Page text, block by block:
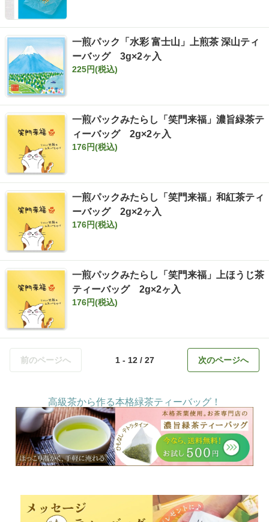
一煎パック「水彩 富士山」上煎茶 深山ティ
ーバッグ 3g×2ヶ入
225円(税込)
一煎パックみたらし「笑門来福」濃旨緑茶テ
ィーバッグ 2g×2ヶ入
176円(税込)
一煎パックみたらし「笑門来福」和紅茶ティ
ーバッグ 2g×2ヶ入
176円(税込)
一煎パックみたらし「笑門来福」上ほうじ茶
ティーバッグ 2g×2ヶ入
176円(税込)
前のページへ 1 - 12 / 27 次のページへ
高級茶から作る本格緑茶ティーバッグ！